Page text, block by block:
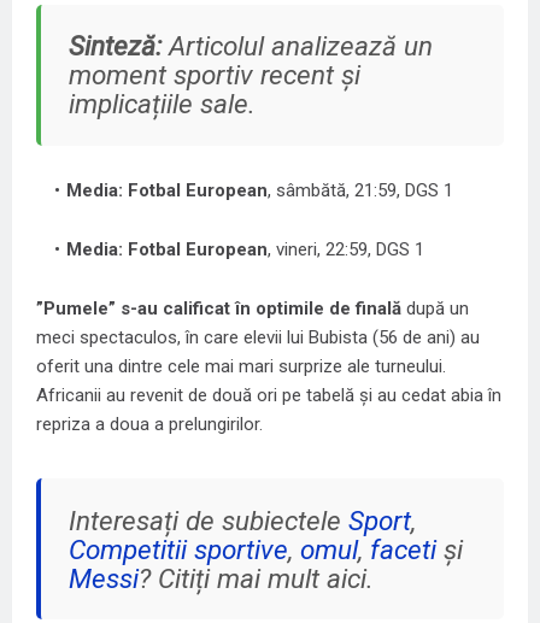
Sinteză:Articolul analizează un
moment sportiv recent și
implicațiile sale.
Media: Fotbal European, sâmbătă, 21:59, DGS 1
Media: Fotbal European, vineri, 22:59, DGS 1
”Pumele” s-au calificat în optimile de finală după un
meci spectaculos, în care elevii lui Bubista (56 de ani) au
oferit una dintre cele mai mari surprize ale turneului.
Africanii au revenit de două ori pe tabelă și au cedat abia în
repriza a doua a prelungirilor.
Interesați de subiectele Sport,
Competitii sportive, omul, facetiși
Messi? Citiți mai mult aici.